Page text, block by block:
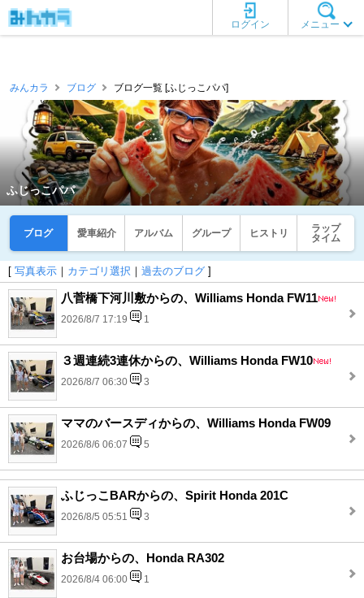
メニュー
ログイン
みんカラ ブログ ブログ一覧 [ふじっこパパ]
ふじっこパパ
ブログ 愛車紹介 アルバム グループ ヒストリ
ラップ
タイム
[ 写真表示 ｜ カテゴリ選択 ｜ 過去のブログ ]
八菅橋下河川敷からの、Williams Honda FW11
2026/8/7 17:19 1
３週連続3連休からの、Williams Honda FW10
2026/8/7 06:30 3
ママのバースディからの、Williams Honda FW09
2026/8/6 06:07 5
ふじっこBARからの、Spirit Honda 201C
2026/8/5 05:51 3
お台場からの、Honda RA302
2026/8/4 06:00 1